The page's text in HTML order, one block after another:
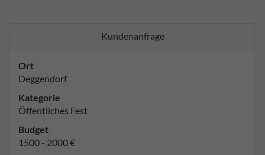
Kundenanfrage
Ort
Deggendorf
Kategorie
Öffentliches Fest
Budget
1500 - 2000 €